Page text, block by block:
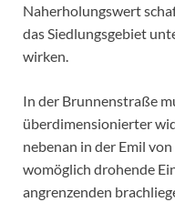
Naherholungswert
das Siedlungsgebiet
wirken.
In der Brunnenstraße
überdimensionierter
nebenan in der Emil
womöglich drohende
angrenzenden